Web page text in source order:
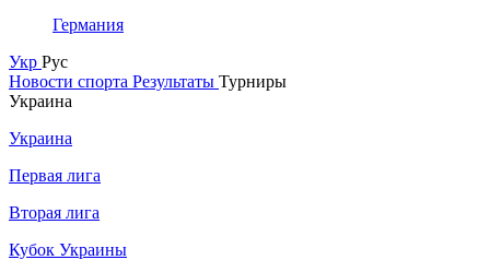
Германия
Укр Рус
Новости спорта Результаты Турниры
Украина
Украина
Первая лига
Вторая лига
Кубок Украины